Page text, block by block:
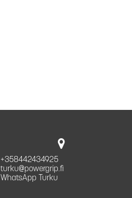
+358442434925
turku@powergrip.fi
WhatsApp Turku